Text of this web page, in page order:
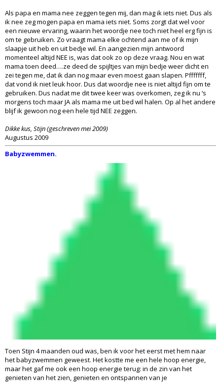
Als papa en mama nee zeggen tegen mij, dan mag ik iets niet. Dus als
ik nee zeg mogen papa en mama iets niet. Soms zorgt dat wel voor
een nieuwe ervaring, waarin het woordje nee toch niet heel erg fijn is
om te gebruiken. Zo vraagt mama elke ochtend aan me of ik mijn
slaapje uit heb en uit bedje wil. En aangezien mijn antwoord
momenteel altijd NEE is, was dat ook zo op deze vraag. Nou en wat
mama toen deed….ze deed de spijltjes van mijn bedje weer dicht en
zei tegen me, dat ik dan nog maar even moest gaan slapen. Pfffffff,
dat vond ik niet leuk hoor. Dus dat woordje nee is niet altijd fijn om te
gebruiken. Dus nadat me dit twee keer was overkomen, zeg ik nu ‘s
morgens toch maar JA als mama me uit bed wil halen. Op al het andere
blijf ik gewoon nog een hele tijd NEE zeggen.
Dikke kus, Stijn (geschreven mei 2009)
Augustus 2009
Babyzwemmen.
Toen Stijn 4 maanden oud was, ben ik voor het eerst met hem naar
het babyzwemmen geweest. Het kostte me een hele hoop energie,
maar het gaf me ook een hoop energie terug: in de zin van het
genieten van het zien, genieten en ontspannen van je